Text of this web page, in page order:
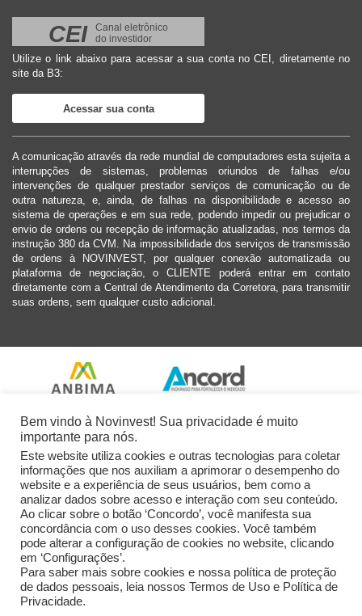
CEI
Canal eletrônico
do investidor
Utilize o link abaixo para acessar a sua conta no CEI, diretamente no
site da B3:
Acessar sua conta
A comunicação através da rede mundial de computadores esta sujeita a
interrupções de sistemas, problemas oriundos de falhas e/ou
intervenções de qualquer prestador serviços de comunicação ou de
outra natureza, e, ainda, de falhas na disponibilidade e acesso ao
sistema de operações e em sua rede, podendo impedir ou prejudicar o
envio de ordens ou recepção de informação atualizadas, nos termos da
instrução 380 da CVM. Na impossibilidade dos serviços de transmissão
de ordens à NOVINVEST, por qualquer conexão automatizada ou
plataforma de negociação, o CLIENTE poderá entrar em contato
diretamente com a Central de Atendimento da Corretora, para transmitir
suas ordens, sem qualquer custo adicional.
Bem vindo à Novinvest! Sua privacidade é muito
importante para nós.
Este website utiliza cookies e outras tecnologias para coletar
informações que nos auxiliam a aprimorar o desempenho do
website e a experiência de seus usuários, bem como a
analizar dados sobre acesso e interação com seu conteúdo.
Ao clicar sobre o botão ‘Concordo’, você manifesta sua
concordância com o uso desses cookies. Você também
pode alterar a configuração de cookies no website, clicando
em ‘Configurações’.
Para saber mais sobre cookies e nossa política de proteção
de dados pessoais, leia nossos Termos de Uso e Política de
Privacidade.